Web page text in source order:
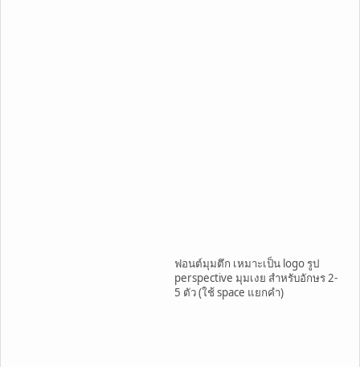
ฟอนต์มุมตึก เหมาะเป็น logo รูป
perspective มุมเงย สำหรับอักษร 2-
5 ตัว (ใช้ space แยกคำ)